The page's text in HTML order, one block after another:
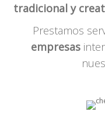
tradicional y
Prestamos
empresas